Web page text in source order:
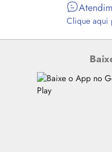
Clique aqui